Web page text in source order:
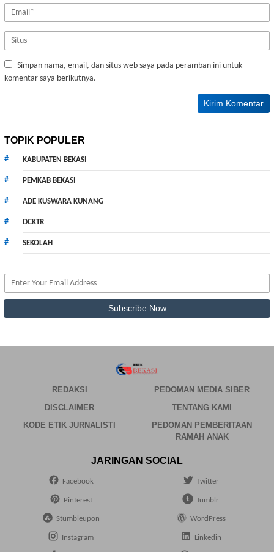
Simpan nama, email, dan situs web saya pada peramban ini untuk
komentar saya berikutnya.
TOPIK POPULER
KABUPATEN BEKASI
PEMKAB BEKASI
ADE KUSWARA KUNANG
DCKTR
SEKOLAH
REDAKSI
PEDOMAN MEDIA SIBER
DISCLAIMER
TENTANG KAMI
KODE ETIK JURNALISTI
PEDOMAN PEMBERITAAN
RAMAH ANAK
JARINGAN SOCIAL
Facebook Twitter
Pinterest Tumblr
Stumbleupon WordPress
Instagram Linkedin